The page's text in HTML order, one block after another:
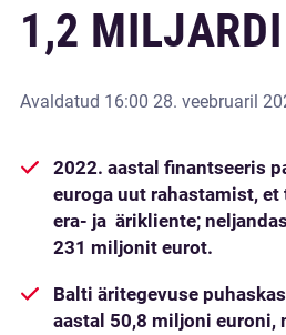
1,2
Avaldatud 16:00 28. veebruaril
2022. aastal finantseeris
euroga uut rahastamist,
era- ja ärikliente;
231 miljonit eurot.
Balti äritegevuse
aastal 50,8 miljoni euroni,